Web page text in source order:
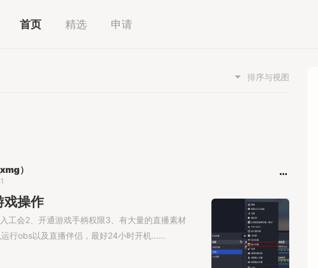
首页 精选 申请
排序与视图
）
戏操作
工会2、开通游戏手柄权限3、有大量的直播素材
行obs以及直播伴侣，最好24小时开机......